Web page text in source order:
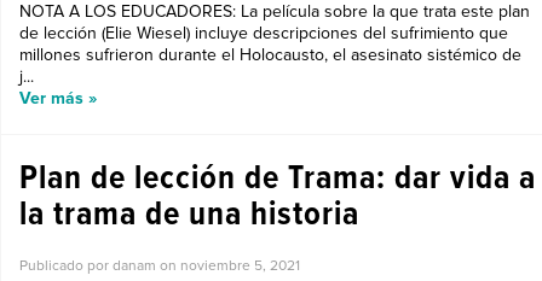
NOTA A LOS EDUCADORES: La película sobre la que trata este plan
de lección (Elie Wiesel) incluye descripciones del sufrimiento que
millones sufrieron durante el Holocausto, el asesinato sistémico de
j...
Ver más »
Plan de lección de Trama: dar vida a
la trama de una historia
Publicado por danam on noviembre 5, 2021